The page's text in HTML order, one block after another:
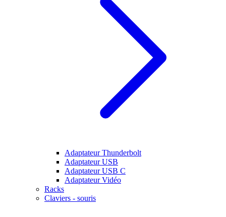
Adaptateur Thunderbolt
Adaptateur USB
Adaptateur USB C
Adaptateur Vidéo
Racks
Claviers - souris